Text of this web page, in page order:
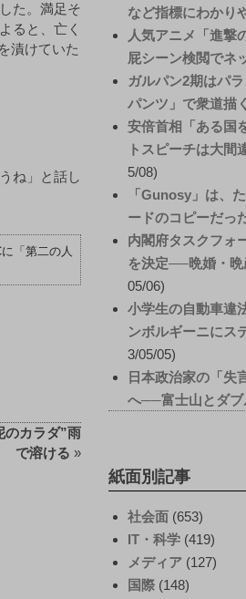
た。満足そ
ると、亡く
漬けていた
ね」と話し
「第二の人
のカラダ”雨
で溶ける »
など指標にわかり
人気アニメ「進撃
屁シーン検閲でネ
ガルパン2期はパ
パンツ」で衆道描く
安倍首相「ある国
トスピーチは大間
5/08
「Gunosy」は、
ードのコピーだっ
内閣府タスクフォ
を決定──晩婚・
05/06
小学生の自動車違
ンボルギーニにス
3/05/05
日本政治家の「失
へ──富士山とダブ
紙面別記事
社会面 (653)
IT・科学 (419)
メディア (127)
国際 (148)